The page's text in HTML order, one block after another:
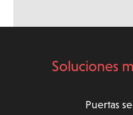
Soluciones
Puertas